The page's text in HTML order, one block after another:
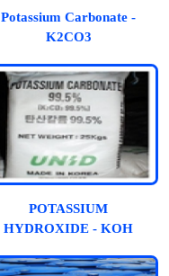
Potassium Carbonate -
K2CO3
POTASSIUM
HYDROXIDE - KOH